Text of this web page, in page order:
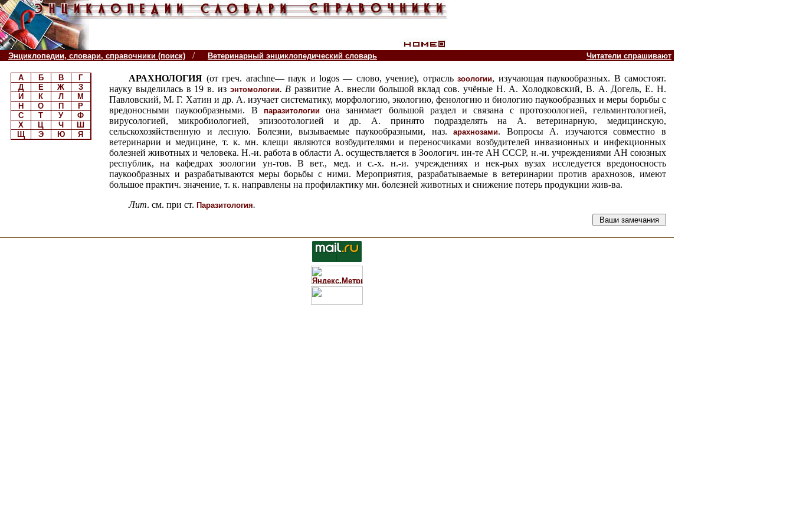
Энциклопедии, словари, справочники (поиск) / Ветеринарный энциклопедический словарь Читатели спрашивают
А Б В
Г
Д
Е Ж
З
И
К Л
М
Н
О П
Р
С
Т У
Ф
Х
Ц Ч
Ш
Щ
Э Ю Я
АРАХНОЛОГИЯ (от греч. arachne— паук и logos — слово, учение), отрасльзоологии, изучающая паукообразных. В самостоят.
науку выделилась в 19 в. из энтомологии. В развитие А. внесли большой вклад сов. учёныеН. А. Холодковский, В. А. Догель, Е. Н.
Павловский, М. Г. Хатин и др. А. изучает систематику, морфологию, экологию, фенологию и биологию паукообразных и меры борьбы с
вредоносными паукообразными. В паразитологииона занимает большой раздел и связана с протозоологией, гельминтологией,
вирусологией, микробиологией, эпизоотологией и др. А. принято подразделять на А. ветеринарную, медицинскую,
сельскохозяйственную и лесную. Болезни, вызываемые паукообразными, наз.арахнозами. Вопросы А. изучаются совместно в
ветеринарии и медицине, т. к. мн. клещи являются возбудителями и переносчиками возбудителей инвазионных и инфекционных
болезней животных и человека. Н.-и. работа в области А. осуществляется в Зоологич. ин-те АН СССР, н.-и. учреждениями АН союзных
республик, на кафедрах зоологии ун-тов. В вет., мед. и с.-х. н.-и. учреждениях и нек-рых вузах исследуется вредоносность
паукообразных и разрабатываются меры борьбы с ними. Мероприятия, разрабатываемые в ветеринарии против арахнозов, имеют
большое практич. значение, т. к. направлены на профилактику мн. болезней животных и снижение потерь продукции жив-ва.
Лит. см. при ст.Паразитология.